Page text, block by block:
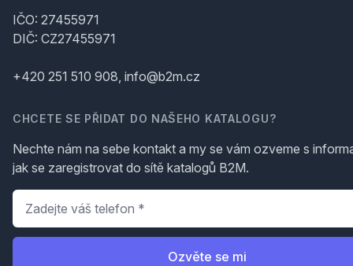
IČO: 27455971
DIČ: CZ27455971
+420 251 510 908, info@b2m.cz
CHCETE SE PŘIDAT DO NAŠEHO KATALOGU?
Nechte nám na sebe kontakt a my se vám ozveme s
jak se zaregistrovat do sítě katalogů B2M.
Telefon
Ozvěte se mi